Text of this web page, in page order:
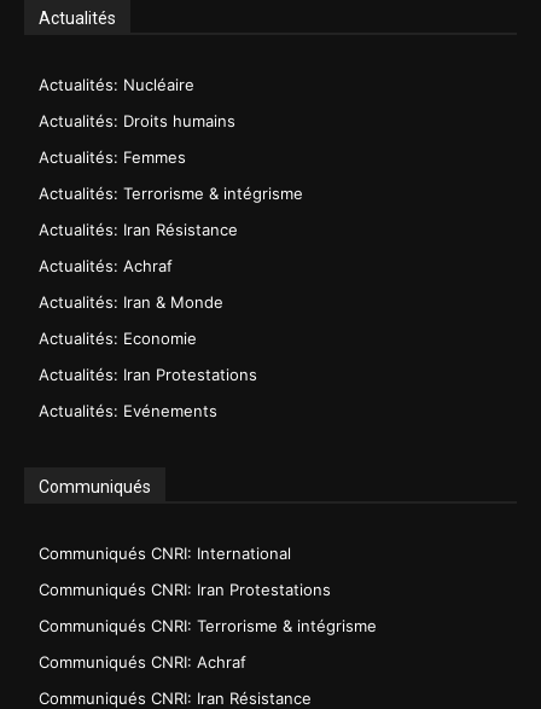
Actualités
Actualités: Nucléaire
Actualités: Droits humains
Actualités: Femmes
Actualités: Terrorisme & intégrisme
Actualités: Iran Résistance
Actualités: Achraf
Actualités: Iran & Monde
Actualités: Economie
Actualités: Iran Protestations
Actualités: Evénements
Communiqués
Communiqués CNRI: International
Communiqués CNRI: Iran Protestations
Communiqués CNRI: Terrorisme & intégrisme
Communiqués CNRI: Achraf
Communiqués CNRI: Iran Résistance